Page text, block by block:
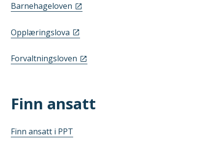
Barnehageloven
Opplæringslova
Forvaltningsloven
Finn ansatt
Finn ansatt i PPT